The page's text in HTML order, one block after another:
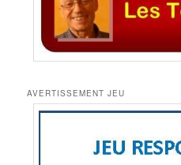
AVERTISSEMENT JEU